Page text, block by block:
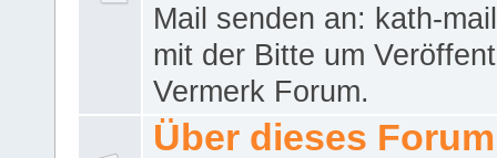
Mail senden an: kath-
mit der Bitte um
Vermerk Forum.
Über dieses Forum